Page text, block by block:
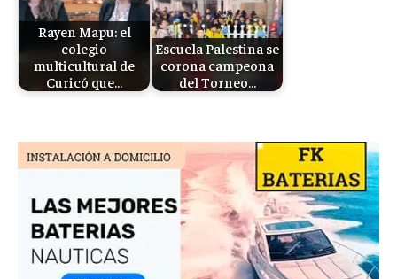
Rayen Mapu: el
colegio
multicultural de
Curicó que…
Escuela Palestina se
corona campeona
del Torneo…